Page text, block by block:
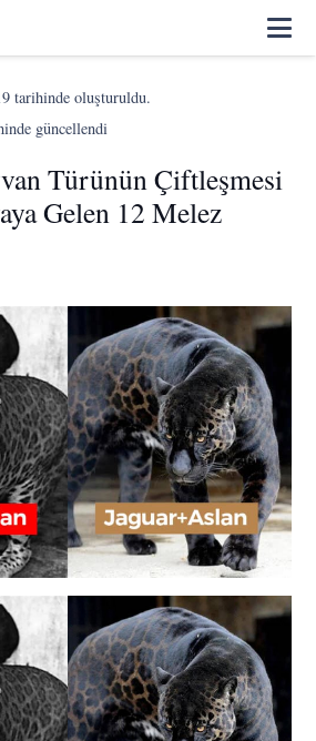
tarihinde oluşturuldu.
güncellendi
Türünün Çiftleşmesi
Gelen 12 Melez